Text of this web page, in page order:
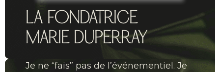
LA FONDATRICE
MARIE DUPERRAY
Je ne “fais” pas de l’événementiel. Je